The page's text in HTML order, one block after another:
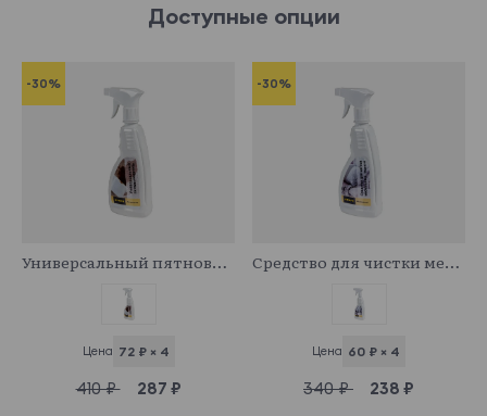
Доступные опции
-30%
Универсальный пятновыводитель
Цена 72 ₽ × 4
410 ₽ 287 ₽
-30%
Средство для чистки мебельных тканей
Цена 60 ₽ × 4
340 ₽ 238 ₽